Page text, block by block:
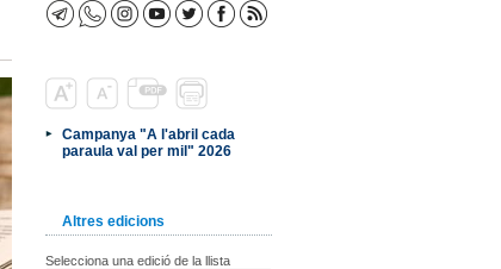
Campanya "A l'abril cada
paraula val per mil" 2026
Altres edicions
Selecciona una edició de la llista